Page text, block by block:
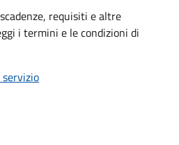
requisiti e altre
i termini e le condizioni di